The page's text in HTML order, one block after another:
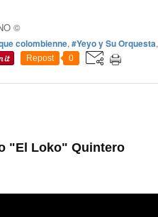
©
colombienne, #Yeyo y Su Orquesta,
Repost 0
"El Loko" Quintero